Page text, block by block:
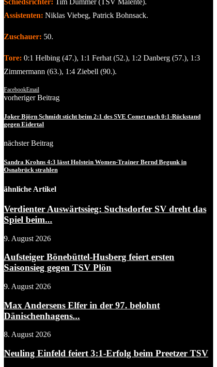
Assistenten: Niklas Viebeg, Patrick Bohnsack.
Zuschauer: 50.
Tore: 0:1 Helbing (47.), 1:1 Ferhat (52.), 1:2 Danberg (57.), 1:3
Zimmermann (63.), 1:4 Ziebell (90.).
FacebookEmail
vorheriger Beitrag
Joker Björn Schmidt sticht beim 2:1 des SVE Comet nach 0:1-Rückstand
gegen Eidertal
nächster Beitrag
Sandra Krohns 4:3 lässt Holstein Women-Trainer Bernd Begunk in
Osnabrück strahlen
ähnliche Artikel
Verdienter Auswärtssieg: Suchsdorfer SV dreht das
Spiel beim...
9. August 2026
Aufsteiger Bönebüttel-Husberg feiert ersten
Saisonsieg gegen TSV Plön
9. August 2026
Max Andersens Elfer in der 97. belohnt
Dänischenhagens...
8. August 2026
Neuling Einfeld feiert 3:1-Erfolg beim Preetzer TSV